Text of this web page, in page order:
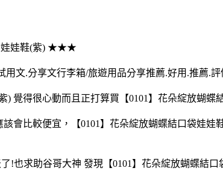
娃娃鞋(紫) ★★★
文.分享文行李箱/旅遊用品分享推薦.好用.推薦.
覺得很心動而且正打算買【0101】花朵綻放蝴蝶
會比較便宜，【0101】花朵綻放蝴蝶結口袋娃
!也求助谷哥大神 發現【0101】花朵綻放蝴蝶結